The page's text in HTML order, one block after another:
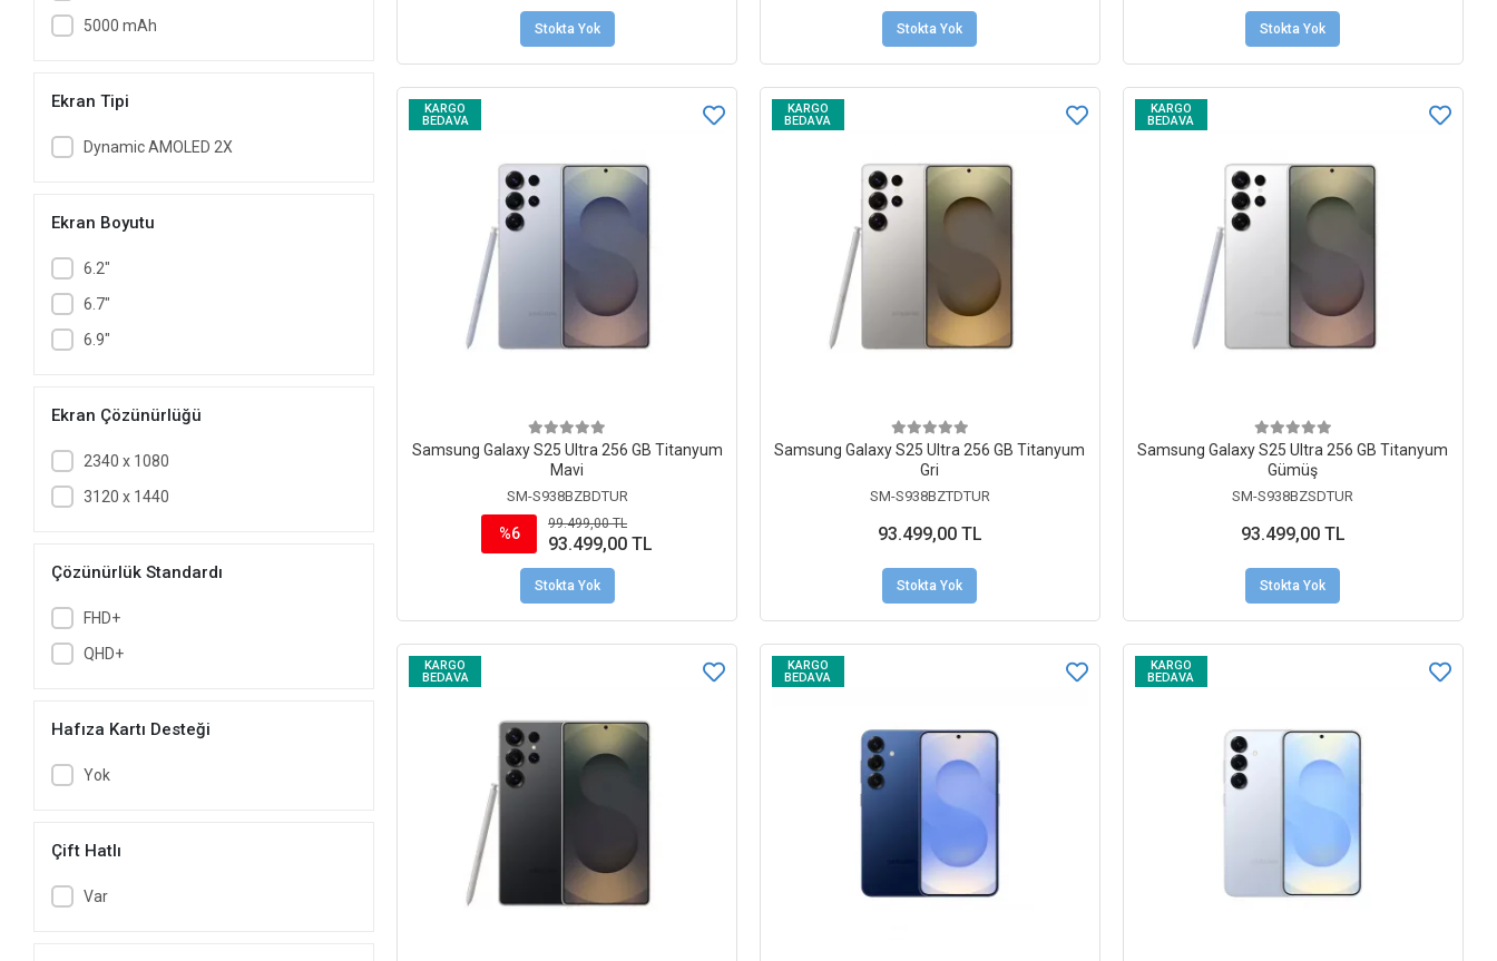
5000 mAh
Ekran Tipi
Dynamic AMOLED 2X
Ekran Boyutu
6.2"
6.7"
6.9"
Ekran Çözünürlüğü
2340 x 1080
3120 x 1440
Çözünürlük Standardı
FHD+
QHD+
Hafıza Kartı Desteği
Yok
Çift Hatlı
Var
Stokta Yok Stokta Yok Stokta Yok
KARGO
BEDAVA
Samsung Galaxy S25 Ultra 256 GB Titanyum
Mavi
SM-S938BZBDTUR
%6
99.499,00 TL
93.499,00 TL
Stokta Yok
KARGO
BEDAVA
Samsung Galaxy S25 Ultra 256 GB Titanyum
Gri
SM-S938BZTDTUR
93.499,00 TL
Stokta Yok
KARGO
BEDAVA
Samsung Galaxy S25 Ultra 256 GB Titanyum
Gümüş
SM-S938BZSDTUR
93.499,00 TL
Stokta Yok
KARGO
BEDAVA
KARGO
BEDAVA
KARGO
BEDAVA